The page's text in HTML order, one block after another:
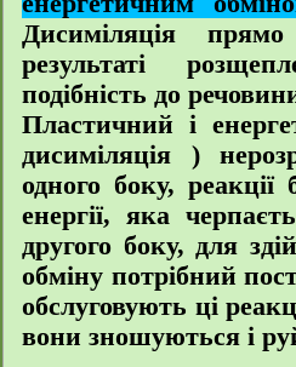
Дисиміляція
результаті
подібність до
Пластичний і
дисиміляція )
одного боку, реакції
енергії, яка
другого боку, для
обміну потрібний
обслуговують ці
вони зношуються і